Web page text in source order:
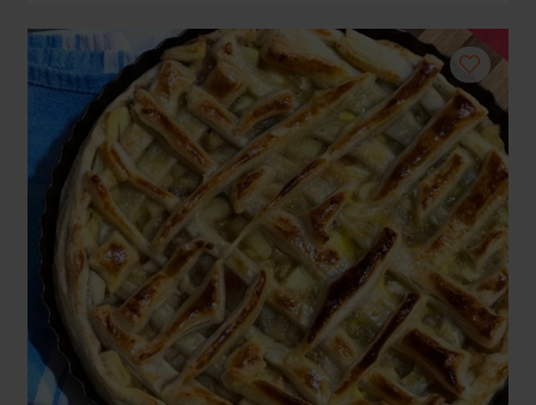
Prăjituri
Torturi
Conserve
Dulceață / Gem
Sirop / Compot
Sosuri și Condimente
Garnituri
Pâine